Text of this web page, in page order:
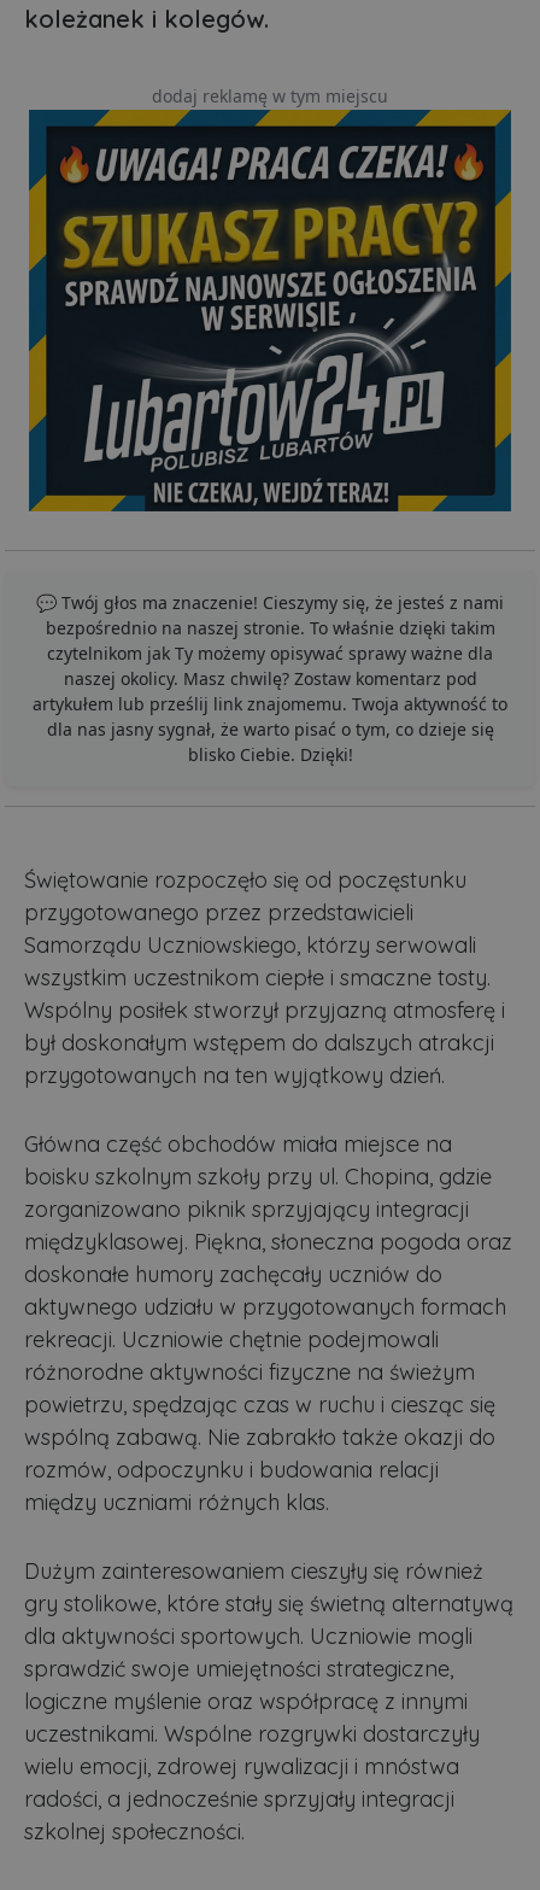
koleżanek i kolegów.
dodaj reklamę w tym miejscu
💬 Twój głos ma znaczenie! Cieszymy się, że jesteś z nami
bezpośrednio na naszej stronie. To właśnie dzięki takim
czytelnikom jak Ty możemy opisywać sprawy ważne dla
naszej okolicy. Masz chwilę? Zostaw komentarz pod
artykułem lub prześlij link znajomemu. Twoja aktywność to
dla nas jasny sygnał, że warto pisać o tym, co dzieje się
blisko Ciebie. Dzięki!
Świętowanie rozpoczęło się od poczęstunku
przygotowanego przez przedstawicieli
Samorządu Uczniowskiego, którzy serwowali
wszystkim uczestnikom ciepłe i smaczne tosty.
Wspólny posiłek stworzył przyjazną atmosferę i
był doskonałym wstępem do dalszych atrakcji
przygotowanych na ten wyjątkowy dzień.
Główna część obchodów miała miejsce na
boisku szkolnym szkoły przy ul. Chopina, gdzie
zorganizowano piknik sprzyjający integracji
międzyklasowej. Piękna, słoneczna pogoda oraz
doskonałe humory zachęcały uczniów do
aktywnego udziału w przygotowanych formach
rekreacji. Uczniowie chętnie podejmowali
różnorodne aktywności fizyczne na świeżym
powietrzu, spędzając czas w ruchu i ciesząc się
wspólną zabawą. Nie zabrakło także okazji do
rozmów, odpoczynku i budowania relacji
między uczniami różnych klas.
Dużym zainteresowaniem cieszyły się również
gry stolikowe, które stały się świetną alternatywą
dla aktywności sportowych. Uczniowie mogli
sprawdzić swoje umiejętności strategiczne,
logiczne myślenie oraz współpracę z innymi
uczestnikami. Wspólne rozgrywki dostarczyły
wielu emocji, zdrowej rywalizacji i mnóstwa
radości, a jednocześnie sprzyjały integracji
szkolnej społeczności.